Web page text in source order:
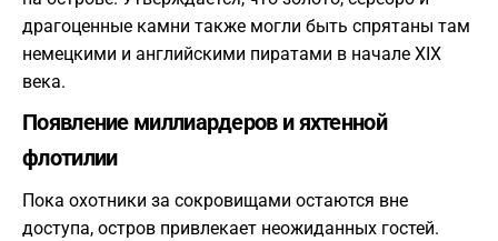
драгоценные камни также могли быть спрятаны там
немецкими и английскими пиратами в начале XIX
века.
Появление миллиардеров и яхтенной
флотилии
Пока охотники за сокровищами остаются вне
доступа, остров привлекает неожиданных гостей.